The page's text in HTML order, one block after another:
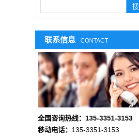
联系信息 CONTACT
全国咨询热线：135-3351-3153
移动电话： 135-3351-3153